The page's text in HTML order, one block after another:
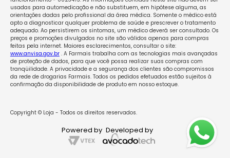
usadas para automedicação e não substituem, em hipótese alguma, as
orientações dadas pelo profissional da área médica. Somente o médico está
apto a diagnosticar qualquer problema de saúde e prescrever o tratamento
adequado. Ao persistirem os sintomas, um médico deverá ser consultado. Os
preços e promoções divulgados no site são válidos apenas para compras
feitas pela internet. Maiores esclarecimentos, consultar o site:
www.anvisa.gov.br. A Farmais trabalha com as tecnologias mais avançadas
de proteção de dados, para que você possa realizar suas compras com
tranqüilidade. A privacidade e a segurança dos clientes são compromissos
da rede de drogarias Farmais. Todos os pedidos efetuados estão sujeitos à
confirmação da disponibilidade de produto em nosso estoque.
Copyright © Loja - Todos os direitos reservados.
Powered by Developed by